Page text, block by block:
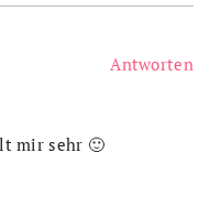
mir sehr 🙂
Antworten